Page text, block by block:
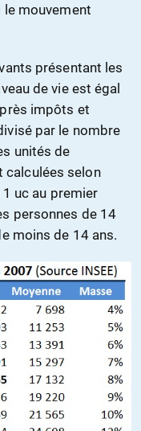
le mouvement
présentant les
de vie est égal
impôts et
par le nombre
unités de
calculées selon
1 uc au premier
personnes de 14
moins de 14 ans.